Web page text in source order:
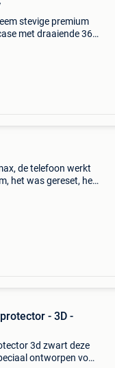
stevige premium
met draaiende 360
de telefoon werkt
het was gereset, het
- 3D -
3d zwart deze
ontworpen voor